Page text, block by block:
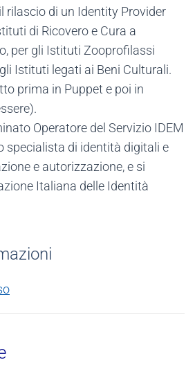
rilascio di un Identity Provider
di Ricovero e Cura a
per gli Istituti Zooprofilassi
Istituti legati ai Beni Culturali.
prima in Puppet e poi in
Operatore del Servizio IDEM
specialista di identità digitali e
e autorizzazione, e si
Italiana delle Identità